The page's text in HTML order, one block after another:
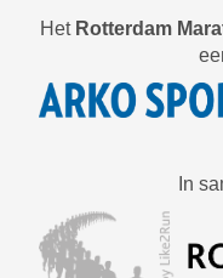
Het Rotterdam
In